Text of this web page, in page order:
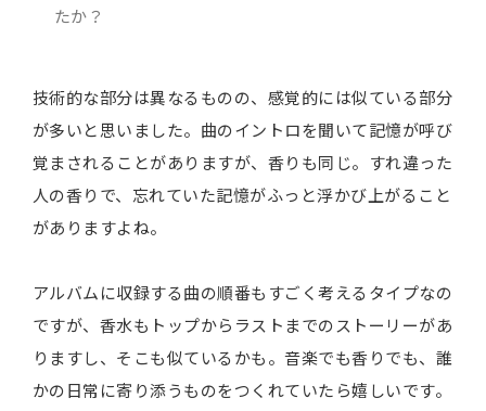
たか？
技術的な部分は異なるものの、感覚的には似ている部分
が多いと思いました。曲のイントロを聞いて記憶が呼び
覚まされることがありますが、香りも同じ。すれ違った
人の香りで、忘れていた記憶がふっと浮かび上がること
がありますよね。
アルバムに収録する曲の順番もすごく考えるタイプなの
ですが、香水もトップからラストまでのストーリーがあ
りますし、そこも似ているかも。音楽でも香りでも、誰
かの日常に寄り添うものをつくれていたら嬉しいです。